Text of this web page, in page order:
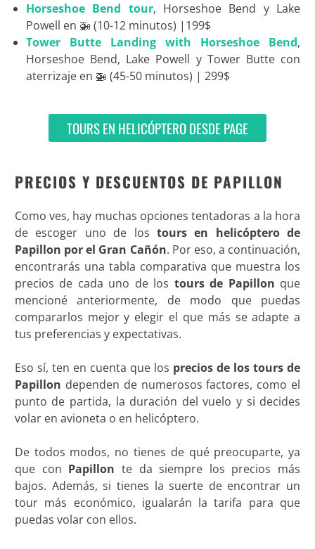
Horseshoe Bend tour, Horseshoe Bend y Lake
Powell en 🚁 (10-12 minutos) |199$
Tower Butte Landing with Horseshoe Bend,
Horseshoe Bend, Lake Powell y Tower Butte con
aterrizaje en 🚁 (45-50 minutos) | 299$
TOURS EN HELICÓPTERO DESDE PAGE
PRECIOS Y DESCUENTOS DE PAPILLON
Como ves, hay muchas opciones tentadoras a la hora
de escoger uno de los tours en helicóptero de
Papillon por el Gran Cañón. Por eso, a continuación,
encontrarás una tabla comparativa que muestra los
precios de cada uno de los tours de Papillon que
mencioné anteriormente, de modo que puedas
compararlos mejor y elegir el que más se adapte a
tus preferencias y expectativas.
Eso sí, ten en cuenta que los precios de los tours de
Papillon dependen de numerosos factores, como el
punto de partida, la duración del vuelo y si decides
volar en avioneta o en helicóptero.
De todos modos, no tienes de qué preocuparte, ya
que con Papillon te da siempre los precios más
bajos. Además, si tienes la suerte de encontrar un
tour más económico, igualarán la tarifa para que
puedas volar con ellos.